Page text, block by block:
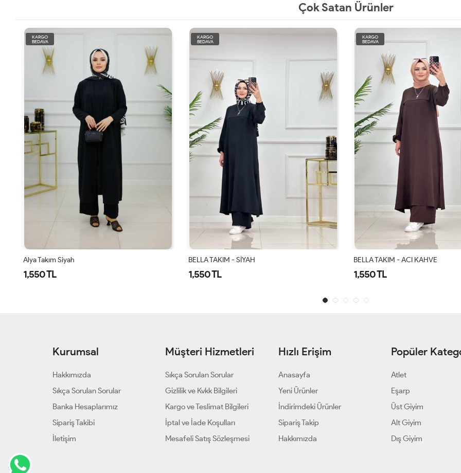
Çok Satan Ürünler
KARGO
BEDAVA
BELLA TAKIM - SİYAH
1,550 TL
KARGO
BEDAVA
BELLA TAKIM - ACI KAHVE
1,550 TL
KARGO
BEDAVA
Gülşah Takım Siyah
1,900 TL
Kurumsal
Hakkımızda
Sıkça Sorulan Sorular
Banka Hesaplarımız
Sipariş Takibi
İletişim
Müşteri Hizmetleri
Sıkça Sorulan Sorular
Gizlilik ve Kvkk Bilgileri
Kargo ve Teslimat Bilgileri
İptal ve İade Koşulları
Mesafeli Satış Sözleşmesi
Hızlı Erişim
Anasayfa
Yeni Ürünler
İndirimdeki Ürünler
Sipariş Takip
Hakkımızda
Popüler
Atlet
Eşarp
Üst Giyim
Alt Giyim
Dış Giyim